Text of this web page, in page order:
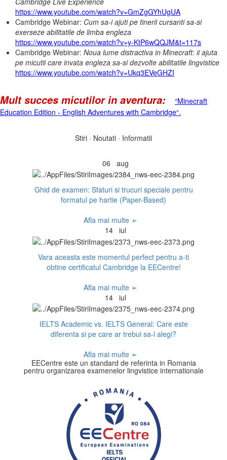
https://www.youtube.com/watch?v=GmZgGYhUgUA
Cambridge Webinar: Cum sa-i ajuti pe tinerii cursanti sa-si
exerseze abilitatile de limba engleza
https://www.youtube.com/watch?v=y-KtP6wQQJM&t=117s
Cambridge Webinar: Noua lume distractiva in Minecraft: ii ajuta
pe micutii care invata engleza sa-si dezvolte abilitatile lingvistice
https://www.youtube.com/watch?v=Ukq3EVeGHZI
Mult succes micutilor in aventura:
“Minecraft
Education Edition - English Adventures with Cambridge“.
Stiri · Noutati · Informatii
06 aug
Ghid de examen: Sfaturi si trucuri speciale pentru
formatul pe hartie (Paper-Based)
Afla mai multe ➢
14 iul
Vara aceasta este momentul perfect pentru a-ti
obtine certificatul Cambridge la EECentre!
Afla mai multe ➢
14 iul
IELTS Academic vs. IELTS General: Care este
diferenta si pe care ar trebui sa-l alegi?
Afla mai multe ➢
EECentre este un standard de referinta in Romania
pentru organizarea examenelor lingvistice internationale